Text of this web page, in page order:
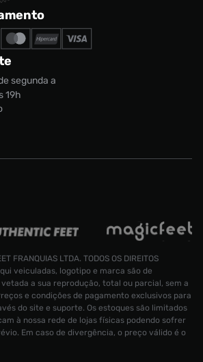
segunda a
19h
FRANQUIAS LTDA. TODOS OS DIREITOS
veiculadas, logotipo e marca são de
a sua reprodução, total ou parcial, sem a
e condições de pagamento exclusivos para
do site e suporte. Os estoques são limitados
à nossa rede de lojas físicas podendo sofrer
Em caso de divergência, o preço válido é o